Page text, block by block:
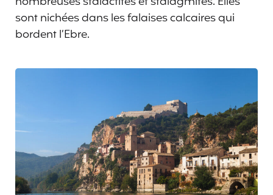
sont nichées dans les falaises calcaires qui
bordent l’Ebre.